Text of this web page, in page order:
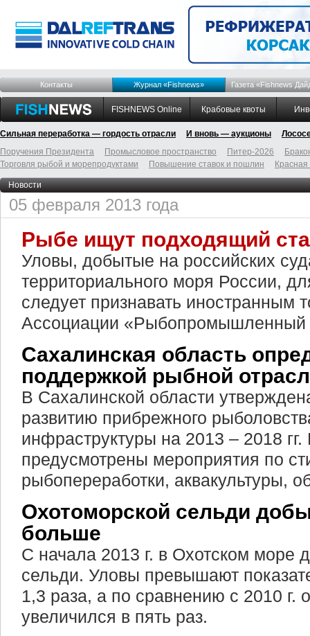
Контакты Журнал «Fishnews» Газета «Fishnews
FISHNEWS Online Крабовые квоты
Сильная переработка — гордость отрасли И вновь — аукционы
Поручения Президента
Промысловое пространство Питер-2026
Торговля рыбой и морепродуктами
Повышение ставок и пошлин
Новости
05 февраля 2013 года
Рыбе ищут подходящий
Уловы, добытые на российских
территориального моря России,
следует признавать иностранным
Ассоциации «Рыбопромышленный
Сахалинская область
поддержкой рыбной
В Сахалинской области
развитию прибрежного
инфраструктуры на 2013 – 2018
предусмотрены мероприятия по
рыбопереработки, аквакультуры,
Охотоморской сельди
больше
С начала 2013 г. в Охотском море
сельди. Уловы превышают
1,3 раза, а по сравнению с 2010 г.
увеличился в пять раз.